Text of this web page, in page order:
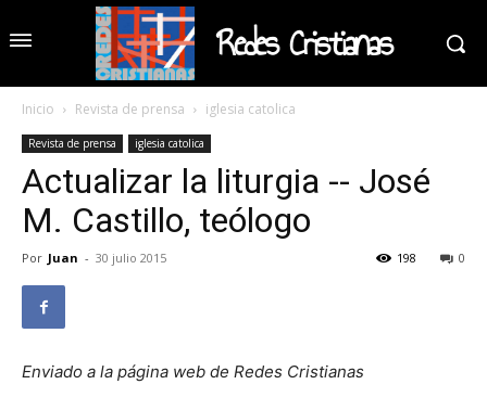
Redes Cristianas
Inicio Revista de prensa iglesia catolica
Revista de prensa iglesia catolica
Actualizar la liturgia -- José
M. Castillo, teólogo
Por Juan - 30 julio 2015 0
198
Enviado a la página web de Redes Cristianas